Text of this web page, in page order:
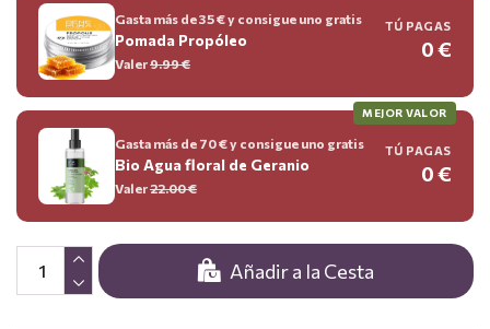
Añadir a la Cesta
Gasta más de 35 € y consigue uno gratis
Pomada Propóleo
Valer9.99€
TÚ PAGAS
0 €
MEJOR VALOR
Gasta más de 70 € y consigue uno gratis
Bio Agua floral de Geranio
Valer22.00€
TÚ PAGAS
0 €